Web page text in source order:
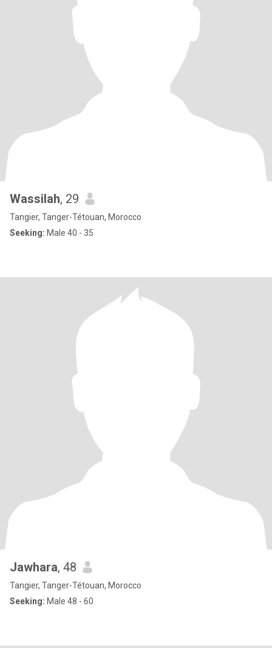
Wassilah, 29
Tangier, Tanger-Tétouan, Morocco
Seeking: Male 40 - 35
Jawhara, 48
Tangier, Tanger-Tétouan, Morocco
Seeking: Male 48 - 60